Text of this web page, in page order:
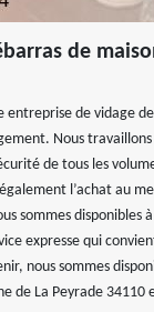
de
entreprise de vidage
Nous
de tous les
l’achat au
sommes disponibles
expresse qui
nous sommes
de La Peyrade 34110